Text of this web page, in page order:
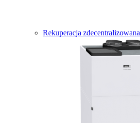
Rekuperacja zdecentralizowana